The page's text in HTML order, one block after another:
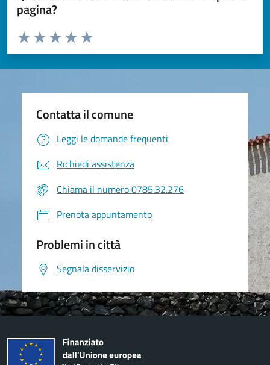
pagina?
Valuta da 1 a 5 stelle la pagina
Valuta 5 stelle su 5
Valuta 4 stelle su 5
Valuta 3 stelle su 5
Valuta 2 stelle su 5
Valuta 1 stelle su 5
Contatta il comune
Leggi le domande frequenti
Richiedi assistenza
Chiama il numero 0785.32.276
Prenota appuntamento
Problemi in città
Segnala disservizio